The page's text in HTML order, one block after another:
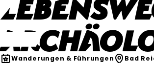
Wanderungen & Führungen Bad